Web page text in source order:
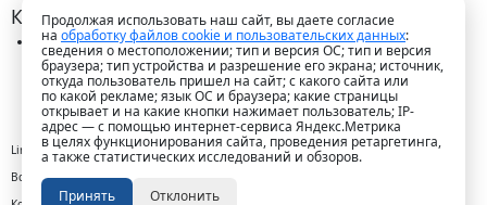
Контакты
г. Краснодар, пос. Победитель, ул. Быстрая, 11/1а
8-989-265-35-35 (звонок бесплатный)
Пн-Пт 9.00 — 18.00
office@lirapack.com
Посмотреть на карте
Lirapack ©2026 Все права защищены.
Все торговые марки принадлежат их владельцам
Продолжая использовать наш сайт, вы даете согласие
на обработку файлов cookie и пользовательских данных:
сведения о местоположении; тип и версия ОС; тип и версия
браузера; тип устройства и разрешение его экрана; источник,
откуда пользователь пришел на сайт; с какого сайта или
по какой рекламе; язык ОС и браузера; какие страницы
открывает и на какие кнопки нажимает пользователь; IP-
адрес — с помощью интернет-сервиса Яндекс.Метрика
в целях функционирования сайта, проведения ретаргетинга,
а также статистических исследований и обзоров.
Принять Отклонить